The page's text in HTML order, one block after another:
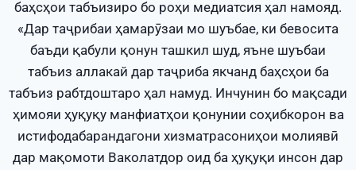
баҳсҳои табъизиро бо роҳи медиатсия ҳал намояд.
«Дар таҷрибаи ҳамарӯзаи мо шуъбае, ки бевосита
баъди қабули қонун ташкил шуд, яъне шуъбаи
табъиз аллакай дар таҷриба якчанд баҳсҳои ба
табъиз рабтдоштаро ҳал намуд. Инчунин бо мақсади
ҳимояи ҳуқуқу манфиатҳои қонунии соҳибкорон ва
истифодабарандагони хизматрасониҳои молиявӣ
дар мақомоти Ваколатдор оид ба ҳуқуқи инсон дар